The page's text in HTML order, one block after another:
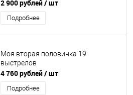
2 900 рублей/ шт
Подробнее
Моя вторая половинка 19
выстрелов
4 760 рублей/ шт
Подробнее